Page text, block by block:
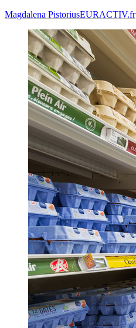
Magdalena PistoriusEURACTIV.fr